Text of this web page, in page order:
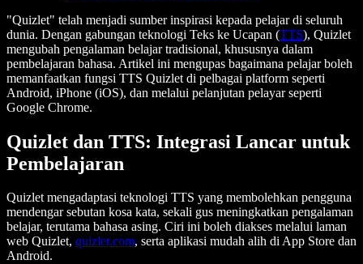
"Quizlet" telah menjadi sumber inspirasi kepada pelajar di seluruh
dunia. Dengan gabungan teknologi Teks ke Ucapan (TTS), Quizlet
mengubah pengalaman belajar tradisional, khususnya dalam
pembelajaran bahasa. Artikel ini mengupas bagaimana pelajar boleh
memanfaatkan fungsi TTS Quizlet di pelbagai platform seperti
Android, iPhone (iOS), dan melalui pelanjutan pelayar seperti
Google Chrome.
Quizlet dan TTS: Integrasi Lancar untuk
Pembelajaran
Quizlet mengadaptasi teknologi TTS yang membolehkan pengguna
mendengar sebutan kosa kata, sekali gus meningkatkan pengalaman
belajar, terutama bahasa asing. Ciri ini boleh diakses melalui laman
web Quizlet, quizlet.com, serta aplikasi mudah alih di App Store dan
Android.